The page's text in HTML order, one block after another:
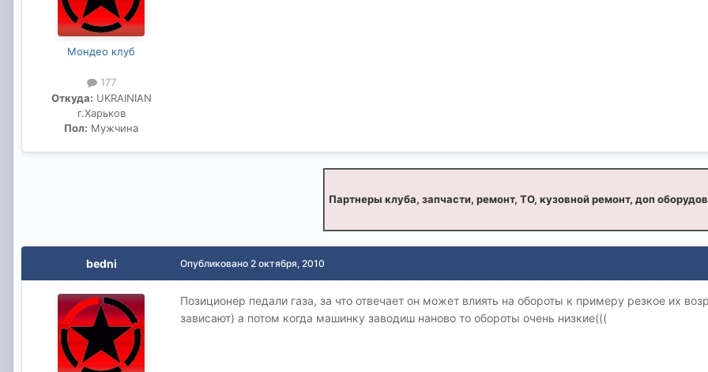
Мондео клуб
177
Откуда: UKRAINIAN
г.Харьков
Пол: Мужчина
Партнеры клуба, запчасти, ремонт, ТО, кузовной ремонт, доп
bedni Опубликовано 2 октября, 2010
Позиционер педали газа, за что отвечает он может влиять на обороты к примеру резкое их
зависают) а потом когда машинку заводиш наново то обороты очень низкие(((